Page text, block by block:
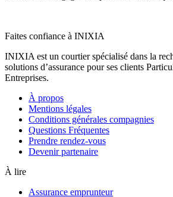
Faites confiance à INIXIA
INIXIA est un courtier spécialisé dans la
solutions d’assurance pour ses clients
Entreprises.
À propos
Mentions légales
Conditions générales compagnies
Questions Fréquentes
Prendre rendez-vous
Devenir partenaire
À lire
Assurance emprunteur